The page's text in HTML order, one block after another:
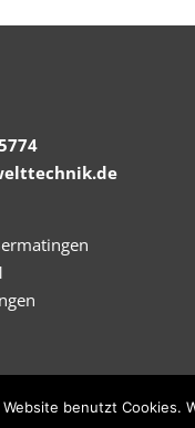
Website benutzt Cookies.